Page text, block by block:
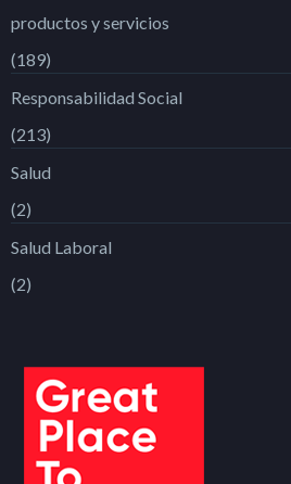
productos y servicios
(189)
Responsabilidad Social
(213)
Salud
(2)
Salud Laboral
(2)